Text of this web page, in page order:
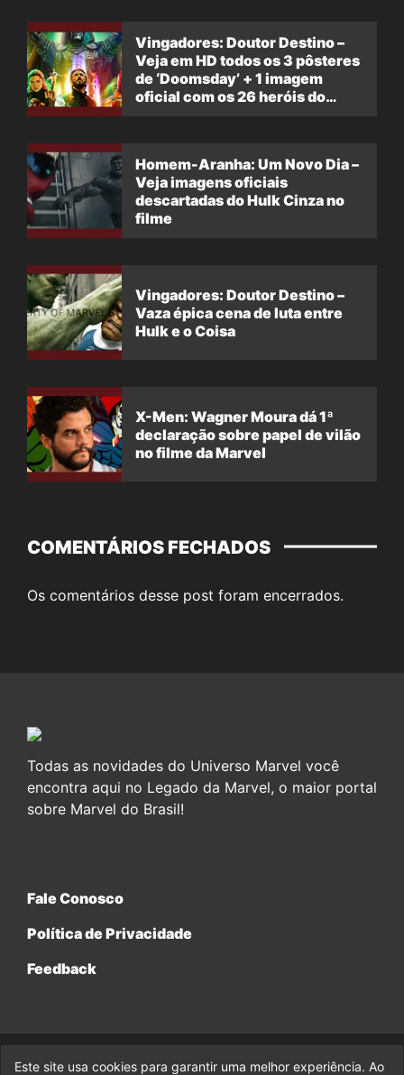
Vingadores: Doutor Destino –
Veja em HD todos os 3 pôsteres
de ‘Doomsday’ + 1 imagem
oficial com os 26 heróis do
Homem-Aranha: Um Novo Dia –
Veja imagens oficiais
descartadas do Hulk Cinza no
filme
Vingadores: Doutor Destino –
Vaza épica cena de luta entre
Hulk e o Coisa
X-Men: Wagner Moura dá 1ª
declaração sobre papel de vilão
no filme da Marvel
COMENTÁRIOS FECHADOS
Os comentários desse post foram encerrados.
Todas as novidades do Universo Marvel você
encontra aqui no Legado da Marvel, o maior portal
sobre Marvel do Brasil!
Fale Conosco
Política de Privacidade
Feedback
© 2017-2026 Legado da Marvel, uma empresa da Legado
Este site usa cookies para garantir uma melhor experiência. Ao